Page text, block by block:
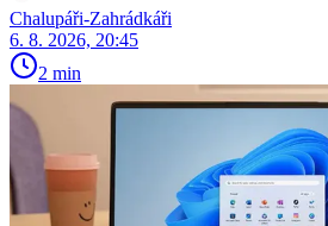
Chalupáři-Zahrádkáři
6. 8. 2026, 20:45
2 min